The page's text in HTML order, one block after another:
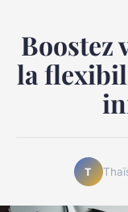
Boostez
la
T